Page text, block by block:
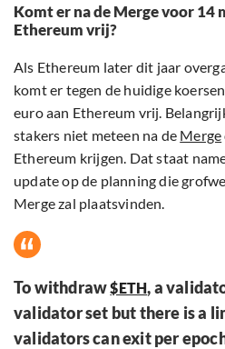
Komt er na de Merge voor 14
Ethereum vrij?
Als Ethereum later dit jaar
komt er tegen de huidige
euro aan Ethereum vrij.
stakers niet meteen na de Merge
Ethereum krijgen. Dat staat
update op de planning die
Merge zal plaatsvinden.
To withdraw$ETH, a
validator set but there is a
validators can exit per